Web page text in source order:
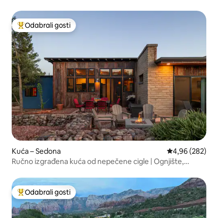
Među najviše rangiranima s oznakom „Odabrali gosti”
Odabrali gosti
Kuća – Sedona Prosječna
4,96 (282)
Ručno izgrađena kuća od nepečene cigle | Ognjište,
Među najviše rangiranima s oznakom „Odabrali gosti”
Odabrali gosti